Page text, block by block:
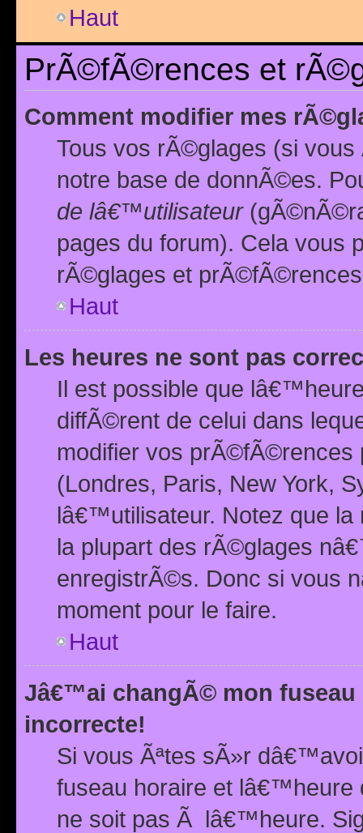
Haut
PrÃ©fÃ©rences et
Comment modifier mes
Tous vos rÃ©glages (si
notre base de donnÃ©es.
de lâ€™utilisateur
pages du forum). Cela vous
rÃ©glages et
Haut
Les heures ne sont pas
Il est possible que
diffÃ©rent de celui dans
modifier vos prÃ©fÃ©rences
(Londres, Paris, New York,
lâ€™utilisateur. Notez que la
la plupart des rÃ©glages
enregistrÃ©s. Donc si vous
moment pour le faire.
Haut
Jâ€™ai changÃ© mon
incorrecte!
Si vous Ãªtes sÃ»r
fuseau horaire et
ne soit pas Ã lâ€™heure.